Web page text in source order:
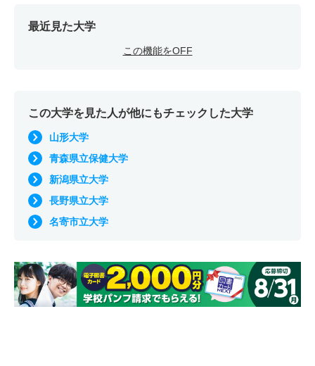
最近見た大学
この機能をOFF
この大学を見た人が他にもチェックした大学
山形大学
青森県立保健大学
新潟県立大学
長野県立大学
名寄市立大学